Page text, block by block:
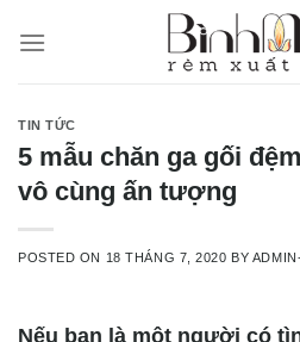
TIN TỨC
5 mẫu chăn ga gối
vô cùng ấn tượng
POSTED ON 18 THÁNG 7, 2020 BY
Nếu bạn là một người có